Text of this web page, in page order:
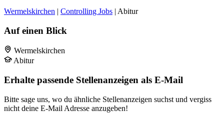
Wermelskirchen | Controlling Jobs | Abitur
Auf einen Blick
Wermelskirchen
Abitur
Erhalte passende Stellenanzeigen als E-Mail
Bitte sage uns, wo du ähnliche Stellenanzeigen suchst und vergiss
nicht deine E-Mail Adresse anzugeben!